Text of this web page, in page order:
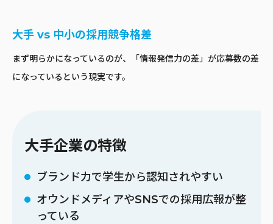
大手 vs 中小の採用競争格差
まず明らかになっているのが、「情報発信力の差」が応募数の差
になっているという現実です。
大手企業の特徴
ブランド力で学生から認知されやすい
オウンドメディアやSNSでの採用広報が整
っている